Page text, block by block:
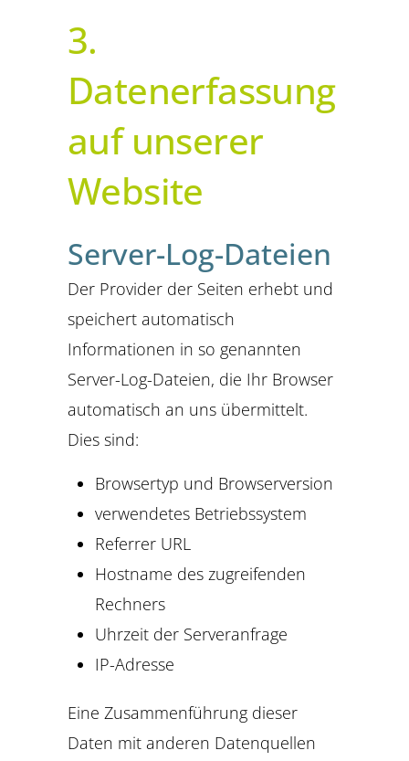
3.
Datenerfassung
auf unserer
Website
Server-Log-Dateien
Der Provider der Seiten erhebt und
speichert automatisch
Informationen in so genannten
Server-Log-Dateien, die Ihr Browser
automatisch an uns übermittelt.
Dies sind:
Browsertyp und Browserversion
verwendetes Betriebssystem
Referrer URL
Hostname des zugreifenden
Rechners
Uhrzeit der Serveranfrage
IP-Adresse
Eine Zusammenführung dieser
Daten mit anderen Datenquellen